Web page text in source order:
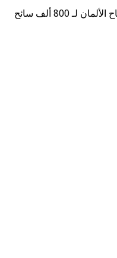
وصول عدد السياح الألمان لـ 800 ألف سائح